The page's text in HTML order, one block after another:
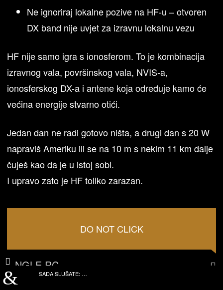
Ne ignoriraj lokalne pozive na HF-u – otvoren
DX band nije uvjet za izravnu lokalnu vezu
HF nije samo igra s ionosferom. To je kombinacija
izravnog vala, površinskog vala, NVIS-a,
ionosferskog DX-a i antene koja određuje kamo će
većina energije stvarno otići.
Jedan dan ne radi gotovo ništa, a drugi dan s 20 W
napraviš Ameriku ili se na 10 m s nekim 11 km dalje
čuješ kao da je u istoj sobi.
I upravo zato je HF toliko zarazan.
DO NOT CLICK
JINGLE RC
SADA SLUŠATE: …